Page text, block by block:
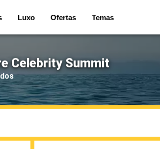
Luxo Ofertas Temas
Celebrity Summit